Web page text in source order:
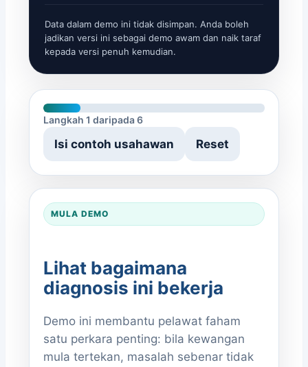
Data dalam demo ini tidak disimpan. Anda boleh
jadikan versi ini sebagai demo awam dan naik taraf
kepada versi penuh kemudian.
Langkah 1 daripada 6
Isi contoh usahawan Reset
MULA DEMO
Lihat bagaimana
diagnosis ini bekerja
Demo ini membantu pelawat faham
satu perkara penting: bila kewangan
mula tertekan, masalah sebenar tidak